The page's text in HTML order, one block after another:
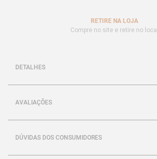
RETIRE NA LOJA
Compre no site e retire no local
DETALHES
AVALIAÇÕES
DÚVIDAS DOS CONSUMIDORES